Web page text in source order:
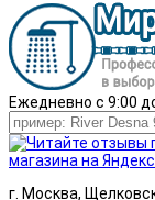
Ежедневно с 9:00
г. Москва,